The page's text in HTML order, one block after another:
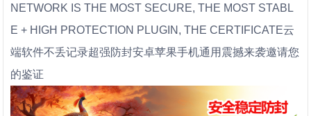
NETWORK IS THE MOST SECURE, THE MOST STABL
E + HIGH PROTECTION PLUGIN, THE CERTIFICATE云
端软件不丢记录超强防封安卓苹果手机通用震撼来袭邀请您
的鉴证